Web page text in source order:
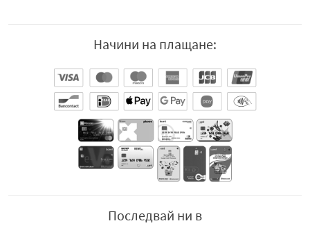
Начини на плащане:
Последвай ни в